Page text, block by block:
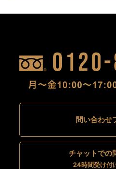
問い合わせ
チャットでの
24時間受け付